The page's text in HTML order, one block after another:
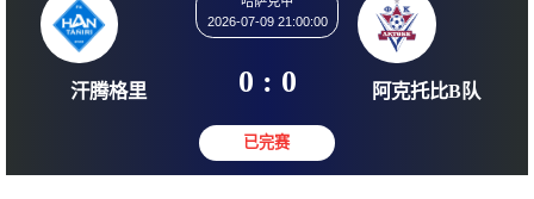
哈萨克甲
2026-07-09 21:00:00
0 : 0